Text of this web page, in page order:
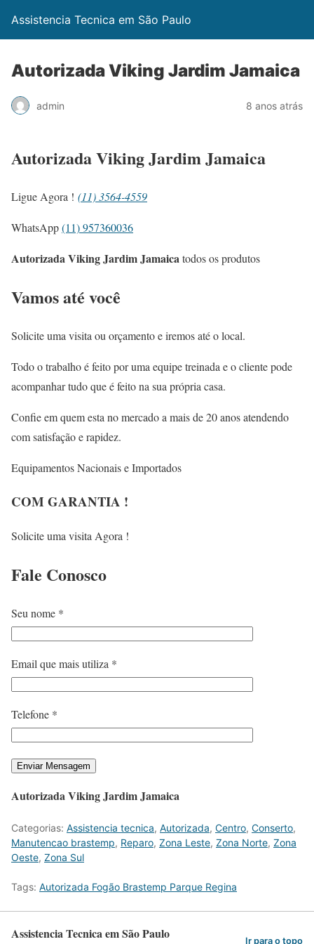
Assistencia Tecnica em São Paulo
Autorizada Viking Jardim Jamaica
admin 8 anos atrás
Autorizada Viking Jardim Jamaica
Ligue Agora ! (11) 3564-4559
WhatsApp(11) 957360036
Autorizada Viking Jardim Jamaicatodos os produtos
Vamos até você
Solicite uma visita ou orçamento e iremos até o local.
Todo o trabalho é feito por uma equipe treinada e o cliente pode
acompanhar tudo que é feito na sua própria casa.
Confie em quem esta no mercado a mais de 20 anos atendendo
com satisfação e rapidez.
Equipamentos Nacionais e Importados
COM GARANTIA !
Solicite uma visita Agora !
Fale Conosco
Seu nome *
Email que mais utiliza *
Telefone *
Autorizada Viking Jardim Jamaica
Categorias: Assistencia tecnica, Autorizada, Centro, Conserto,
Manutencao brastemp, Reparo, Zona Leste, Zona Norte, Zona
Oeste, Zona Sul
Tags: Autorizada Fogão Brastemp Parque Regina
Assistencia Tecnica em São Paulo Ir para o topo